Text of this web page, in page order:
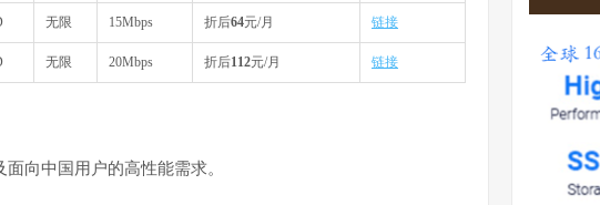
无限 15Mbps 折后64元/月 链接
无限 20Mbps 折后112元/月 链接
向中国用户的高性能需求。